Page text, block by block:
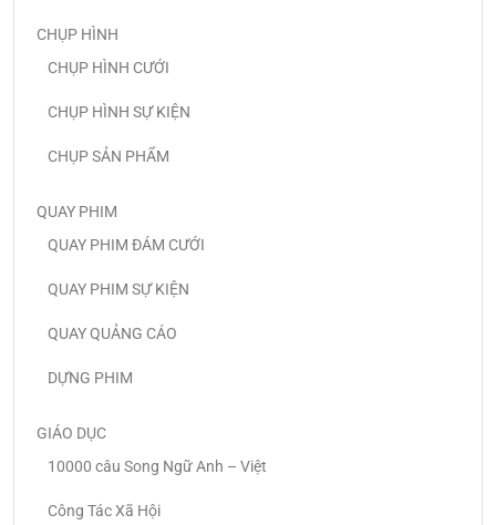
CHỤP HÌNH
CHỤP HÌNH CƯỚI
CHỤP HÌNH SỰ KIỆN
CHỤP SẢN PHẨM
QUAY PHIM
QUAY PHIM ĐÁM CƯỚI
QUAY PHIM SỰ KIỆN
QUAY QUẢNG CÁO
DỰNG PHIM
GIÁO DỤC
10000 câu Song Ngữ Anh – Việt
Công Tác Xã Hội